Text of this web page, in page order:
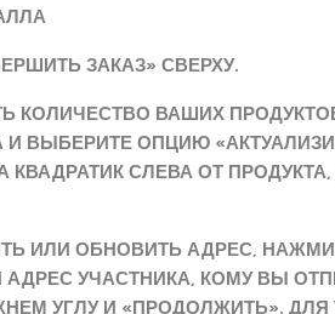
ЗАКАЗ» СВЕРХУ.
КОЛИЧЕСТВО ВАШИХ
И ВЫБЕРИТЕ ОПЦИЮ
КВАДРАТИК СЛЕВА ОТ
ИЛИ ОБНОВИТЬ АДРЕС,
УЧАСТНИКА, КОМУ ВЫ
УГЛУ И «ПРОДОЛЖИТЬ».